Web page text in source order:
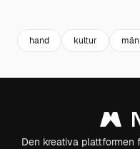
hand kultur
Den kreativa